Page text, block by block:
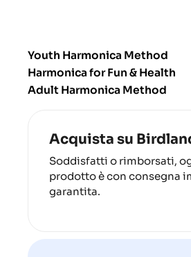
Youth Harmonica Method
Harmonica for Fun & Health
Adult Harmonica Method
Acquista su
Soddisfatti o rimborsati,
prodotto è con consegna
garantita.